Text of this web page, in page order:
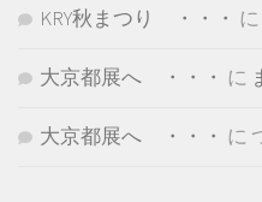
KRY秋まつり ・・・ に
大京都展へ ・・・ に
大京都展へ ・・・ に